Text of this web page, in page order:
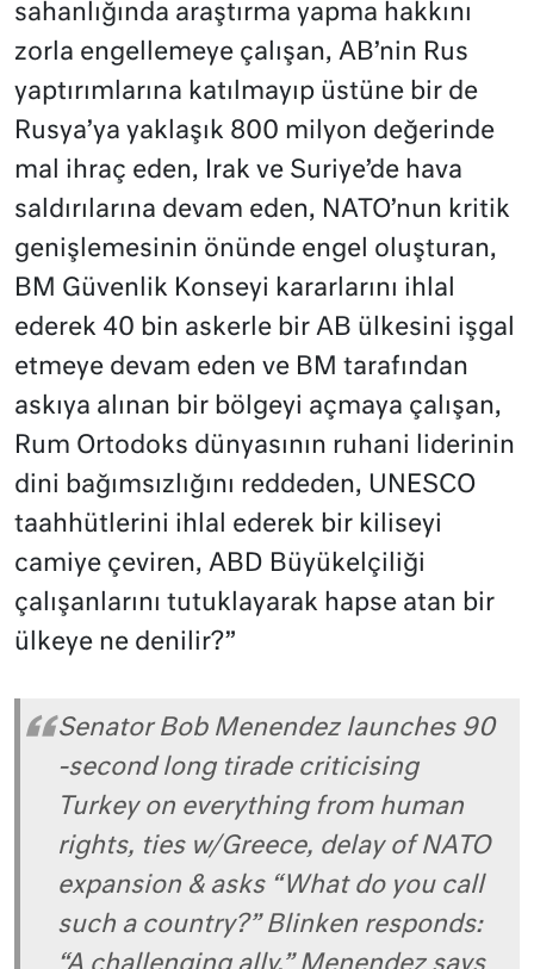
sahanlığında araştırma yapma hakkını
zorla engellemeye çalışan, AB’nin Rus
yaptırımlarına katılmayıp üstüne bir de
Rusya’ya yaklaşık 800 milyon değerinde
mal ihraç eden, Irak ve Suriye’de hava
saldırılarına devam eden, NATO’nun kritik
genişlemesinin önünde engel oluşturan,
BM Güvenlik Konseyi kararlarını ihlal
ederek 40 bin askerle bir AB ülkesini işgal
etmeye devam eden ve BM tarafından
askıya alınan bir bölgeyi açmaya çalışan,
Rum Ortodoks dünyasının ruhani liderinin
dini bağımsızlığını reddeden, UNESCO
taahhütlerini ihlal ederek bir kiliseyi
camiye çeviren, ABD Büyükelçiliği
çalışanlarını tutuklayarak hapse atan bir
ülkeye ne denilir?”
Senator Bob Menendez launches 90
-second long tirade criticising
Turkey on everything from human
rights, ties w/Greece, delay of NATO
expansion & asks “What do you call
such a country?” Blinken responds: